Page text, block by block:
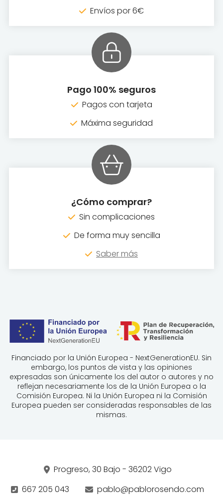
Envíos por 6€
Pago 100% seguros
Pagos con tarjeta
Máxima seguridad
¿Cómo comprar?
Sin complicaciones
De forma muy sencilla
Saber más
Financiado por la Unión Europea - NextGenerationEU. Sin
embargo, los puntos de vista y las opiniones
expresadas son únicamente los del autor o autores y no
reflejan necesariamente los de la Unión Europea o la
Comisión Europea. Ni la Unión Europea ni la Comisión
Europea pueden ser consideradas responsables de las
mismas.
Progreso, 30 Bajo - 36202 Vigo
667 205 043
pablo@pablorosendo.com